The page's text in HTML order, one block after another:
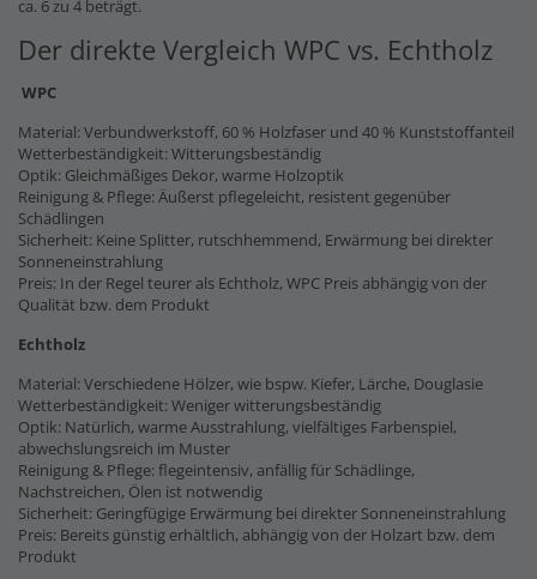
ca. 6 zu 4 beträgt.
Der direkte Vergleich WPC vs. Echtholz
WPC
Material: Verbundwerkstoff, 60 % Holzfaser und 40 % Kunststoffanteil
Wetterbeständigkeit: Witterungsbeständig
Optik: Gleichmäßiges Dekor, warme Holzoptik
Reinigung & Pflege: Äußerst pflegeleicht, resistent gegenüber
Schädlingen
Sicherheit: Keine Splitter, rutschhemmend, Erwärmung bei direkter
Sonneneinstrahlung
Preis: In der Regel teurer als Echtholz, WPC Preis abhängig von der
Qualität bzw. dem Produkt
Echtholz
Material: Verschiedene Hölzer, wie bspw. Kiefer, Lärche, Douglasie
Wetterbeständigkeit: Weniger witterungsbeständig
Optik: Natürlich, warme Ausstrahlung, vielfältiges Farbenspiel,
abwechslungsreich im Muster
Reinigung & Pflege: flegeintensiv, anfällig für Schädlinge,
Nachstreichen, Ölen ist notwendig
Sicherheit: Geringfügige Erwärmung bei direkter Sonneneinstrahlung
Preis: Bereits günstig erhältlich, abhängig von der Holzart bzw. dem
Produkt